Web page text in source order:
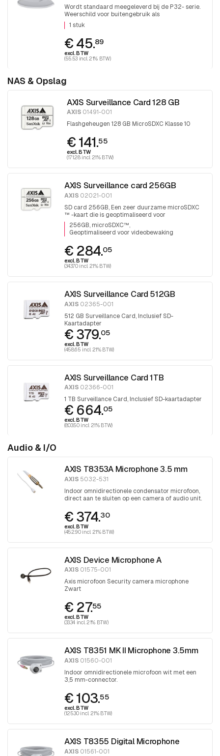
Wordt standaard meegeleverd bij de P32- serie.
Weerschild voor buitengebruik als
reserveonderdeel voor AXIS P326x, P327x,
P328x, LVE. 1 stuk
1 stuk
€ 45.89
excl. BTW
(55.53 incl. 21% BTW)
NAS & Opslag
AXIS Surveillance Card 128 GB
AXIS01491-001
Flashgeheugen 128 GB MicroSDXC Klasse 10
€ 141.55
excl. BTW
(171.28 incl. 21% BTW)
AXIS Surveillance card 256GB
AXIS 02021-001
SD card 256GB, Een zeer duurzame microSDXC
™ -kaart die is geoptimaliseerd voor
videobewaking.
256GB, microSDXC™
Geoptimaliseerd voor videobewaking
€ 284.05
excl. BTW
(343.70 incl. 21% BTW)
AXIS Surveillance Card 512GB
AXIS 02365-001
512 GB Surveillance Card, Inclusief SD-
Kaartadapter
€ 379.05
excl. BTW
(458.65 incl. 21% BTW)
AXIS Surveillance Card 1TB
AXIS 02366-001
1 TB Surveillance Card, Inclusief SD-kaartadapter
€ 664.05
excl. BTW
(803.50 incl. 21% BTW)
Audio & I/O
AXIS T8353A Microphone 3.5 mm
AXIS 5032-531
Indoor omnidirectionele condensator microfoon,
direct aan te sluiten op een camera of audio unit.
€ 374.30
excl. BTW
(452.90 incl. 21% BTW)
AXIS Device Microphone A
AXIS 01575-001
Axis microfoon Security camera microphone
Zwart
€ 27.55
excl. BTW
(33.34 incl. 21% BTW)
AXIS T8351 MK II Microphone 3.5mm
AXIS 01560-001
Indoor omnidirectionele microfoon wit met een
3,5 mm-connector.
€ 103.55
excl. BTW
(125.30 incl. 21% BTW)
AXIS T8355 Digital Microphone
AXIS 01561-001